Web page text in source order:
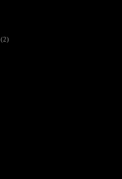
(2)